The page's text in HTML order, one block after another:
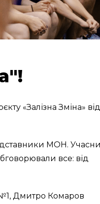
«Залізна Зміна» від
МОН.
все: від
№1, Дмитро Комаров